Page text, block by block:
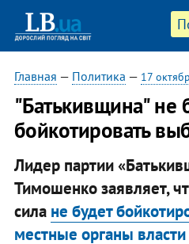
Главная — Политика — 17
"Батькивщина" не
бойкотировать
Лидер партии
Тимошенко заявляет,
сила не будет
местные органы власти